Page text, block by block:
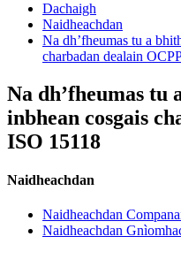
Dachaigh
Naidheachdan
Na dh’fheumas tu a
charbadan dealain
Na dh’fheumas tu
inbhean cosgais
ISO 15118
Naidheachdan
Naidheachdan
Naidheachdan